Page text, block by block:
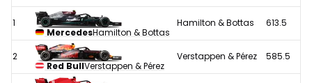
1
MercedesHamilton & Bottas
Hamilton & Bottas 613.5
2
Red BullVerstappen & Pérez
Verstappen & Pérez 585.5